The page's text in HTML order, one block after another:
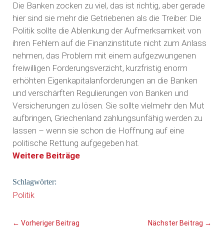
Die Banken zocken zu viel, das ist richtig, aber gerade
hier sind sie mehr die Getriebenen als die Treiber. Die
Politik sollte die Ablenkung der Aufmerksamkeit von
ihren Fehlern auf die Finanzinstitute nicht zum Anlass
nehmen, das Problem mit einem aufgezwungenen
freiwilligen Forderungsverzicht, kurzfristig enorm
erhöhten Eigenkapitalanforderungen an die Banken
und verschärften Regulierungen von Banken und
Versicherungen zu lösen. Sie sollte vielmehr den Mut
aufbringen, Griechenland zahlungsunfähig werden zu
lassen – wenn sie schon die Hoffnung auf eine
politische Rettung aufgegeben hat.
Weitere Beiträge
Schlagwörter:
Politik
← Vorheriger Beitrag Nächster Beitrag →